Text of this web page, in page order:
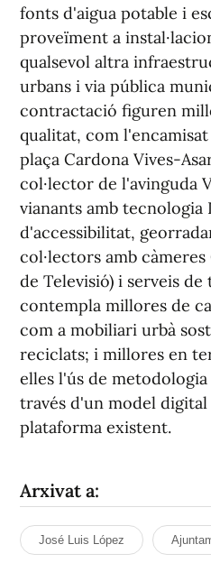
fonts d'aigua potable i
proveïment a
qualsevol altra
urbans i via pública
contractació figuren
qualitat, com
plaça Cardona Vives-
col·lector de l'avinguda
vianants amb tecnologia
d'accessibilitat,
col·lectors amb
de Televisió) i serveis de
contempla millores de
com a mobiliari urbà
reciclats; i millores en
elles l'ús de
través d'un model
plataforma existent.
Arxivat a:
José Luis López